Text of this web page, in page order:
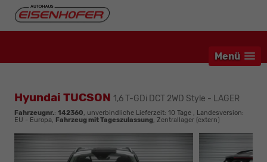
Menü
Hyundai TUCSON 1,6 T-GDi DCT 2WD Style - LAGER
Fahrzeugnr.: 142360, unverbindliche Lieferzeit: 10 Tage , Landesversion:
EU - Europa, Fahrzeug mit Tageszulassung, Zentrallager (extern)